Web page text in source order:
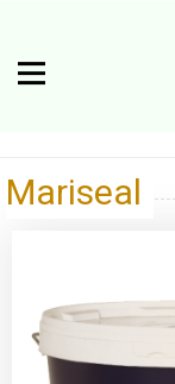
Mariseal